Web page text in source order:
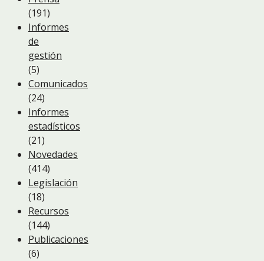
(191)
Informes
de
gestión
(5)
Comunicados
(24)
Informes
estadísticos
(21)
Novedades
(414)
Legislación
(18)
Recursos
(144)
Publicaciones
(6)